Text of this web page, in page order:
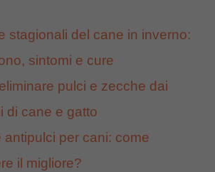
stagionali del cane in inverno:
sintomi e cure
pulci e zecche dai
di cane e gatto
antipulci per cani: come
il migliore?